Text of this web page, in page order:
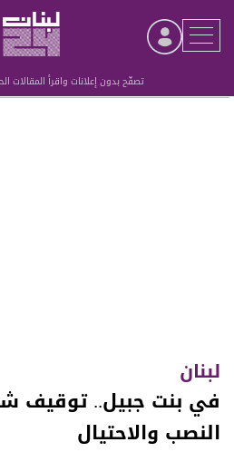
تصفّح بدون إعلانات واقرأ المقالات
Advertisement
لبنان
في بنت جبيل.. توقيف
النصب والاحتيال